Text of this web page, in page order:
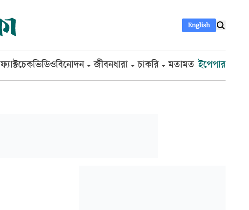
English
ফ্যাক্টচেকভিডিওবিনোদন জীবনধারা চাকরি মতামত ইপেপার